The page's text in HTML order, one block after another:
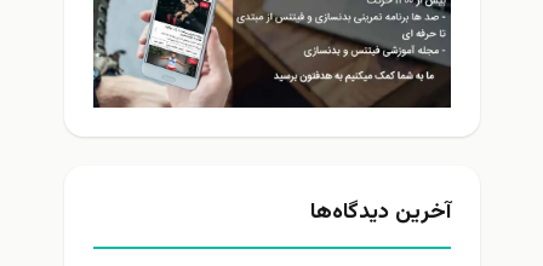
آخرین دیدگاه‌ها